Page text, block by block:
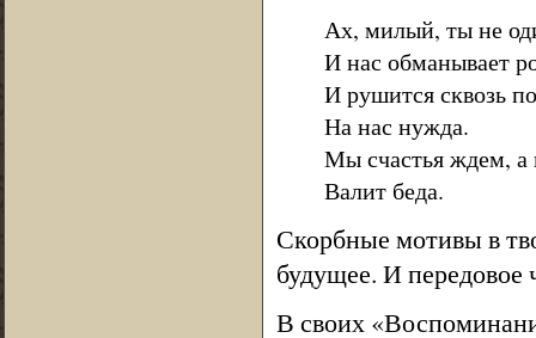
Ах, милый, ты не
И нас обманывает
И рушится сквозь
На нас нужда.
Мы счастья ждем, а
Валит беда.
Скорбные мотивы в
будущее. И передовое
В своих